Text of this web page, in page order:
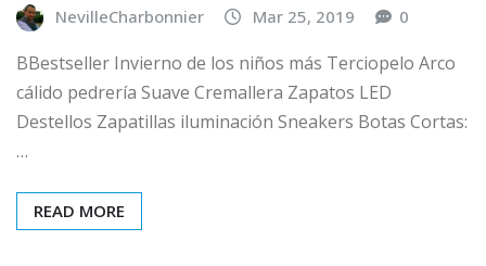
NevilleCharbonnier Mar 25, 2019 0
BBestseller Invierno de los niños más Terciopelo Arco
cálido pedrería Suave Cremallera Zapatos LED
Destellos Zapatillas iluminación Sneakers Botas Cortas:
…
READ MORE